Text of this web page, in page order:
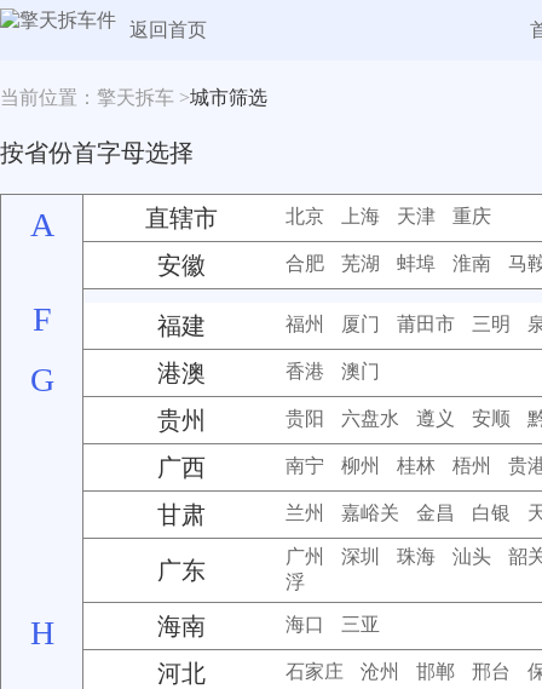
返回首页
当前位置：擎天拆车 >城市筛选
按省份首字母选择
A 直辖市 北京 上海 天津 重庆
安徽 合肥 芜湖 蚌埠 淮南 马
F 福建 福州 厦门 莆田市 三明
G 港澳 香港 澳门
贵州 贵阳 六盘水 遵义 安顺
广西 南宁 柳州 桂林 梧州 贵
甘肃 兰州 嘉峪关 金昌 白银
广东
广州 深圳 珠海 汕头
韶
浮
H 海南 海口 三亚
河北 石家庄 沧州 邯郸 邢台